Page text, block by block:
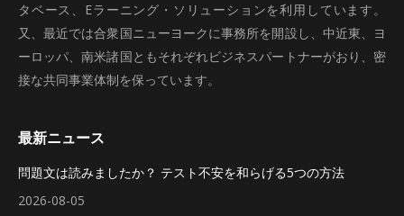
タベース、Eラーニング・ソリューションを利用しています。
又、最近では合衆国ニューヨークに事務所を開設し、中近東、ヨ
ーロッパ、南米諸国ともそれぞれビジネスパートナーがおり、密
接な共同事業体制を保っています。
最新ニュース
問題文は読みましたか？ テスト不安を和らげる5つの方法
2026-08-05